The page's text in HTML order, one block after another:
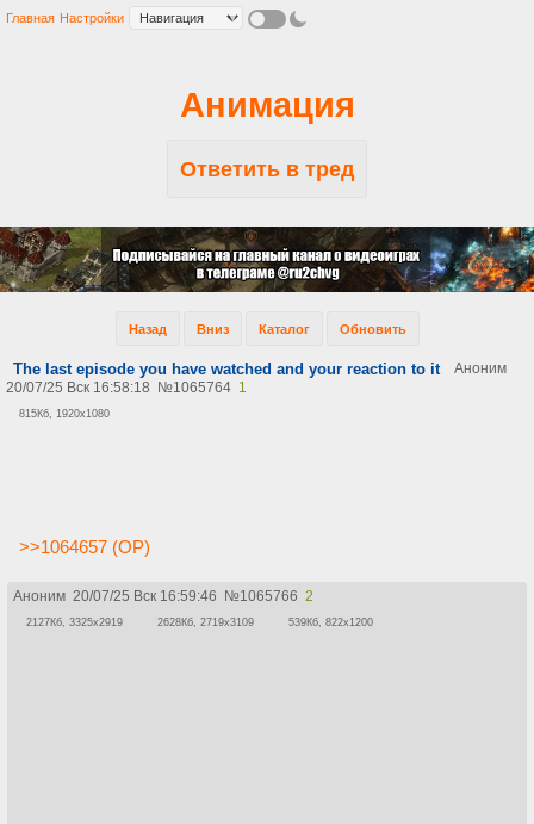
Главная Настройки
Анимация
Ответить в тред
Назад Вниз Каталог Обновить
The last episode you have watched and your reaction to it
Аноним
20/07/25 Вск 16:58:18
№1065764 1
815Кб, 1920x1080
>>1064657 (OP)
Аноним 20/07/25 Вск 16:59:46 №1065766 2
2127Кб, 3325x2919 2628Кб, 2719x3109 539Кб, 822x1200